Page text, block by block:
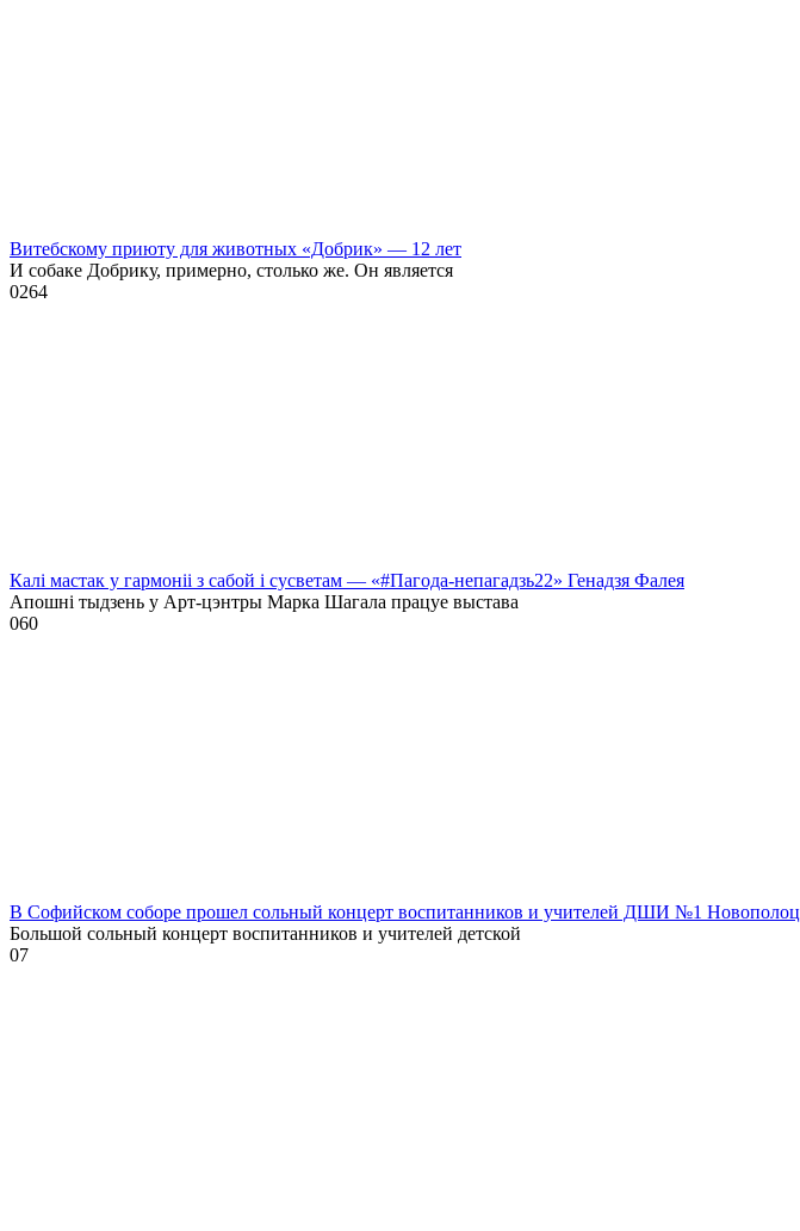
Витебскому приюту для животных «Добрик» — 12 лет
И собаке Добрику, примерно, столько же. Он является
0264
Калі мастак у гармоніі з сабой і сусветам — «#Пагода-непагадзь22» Генадзя Фалея
Апошні тыдзень у Арт-цэнтры Марка Шагала працуе выстава
060
В Софийском соборе прошел сольный концерт воспитанников и учителей ДШИ №1
Большой сольный концерт воспитанников и учителей детской
07